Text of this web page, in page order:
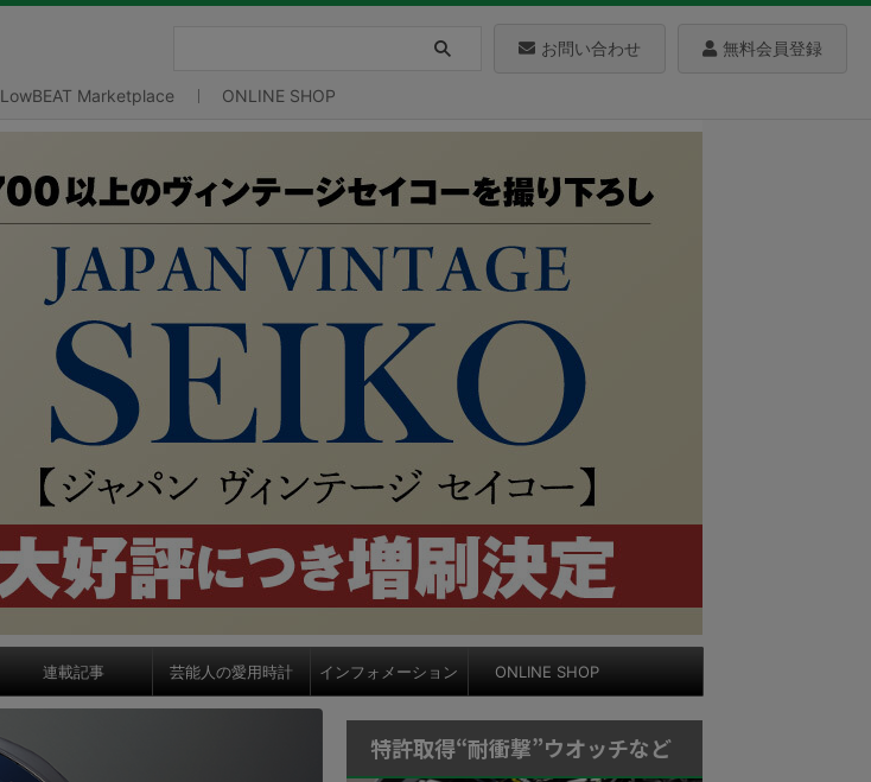
お問い合わせ 無料会員登録
LowBEAT Marketplace ONLINE SHOP
連載記事 芸能人の愛用時計 インフォメーション ONLINE SHOP
特許取得“耐衝撃”ウオッチなど